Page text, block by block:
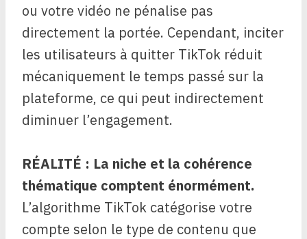
ou votre vidéo ne pénalise pas
directement la portée. Cependant, inciter
les utilisateurs à quitter TikTok réduit
mécaniquement le temps passé sur la
plateforme, ce qui peut indirectement
diminuer l’engagement.
RÉALITÉ : La niche et la cohérence
thématique comptent énormément.
L’algorithme TikTok catégorise votre
compte selon le type de contenu que